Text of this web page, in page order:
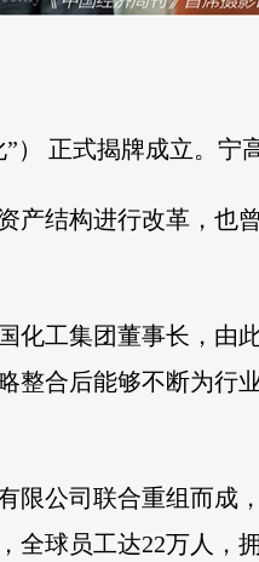
正式揭牌成立。宁
产结构进行改革，也
化工集团董事长，由
整合后能够不断为行
限公司联合重组而成
球员工达22万人，